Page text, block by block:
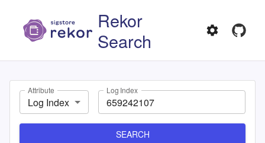
Rekor
Search
Attribute
Log Index
Log Index
SEARCH